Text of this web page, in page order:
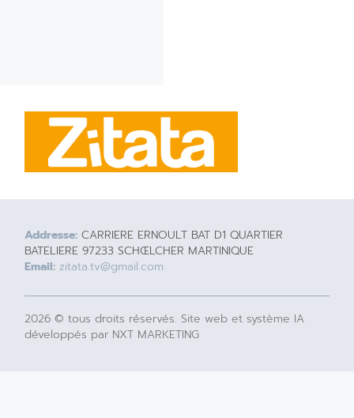
Addresse: CARRIERE ERNOULT BAT D1 QUARTIER
BATELIERE 97233 SCHŒLCHER MARTINIQUE
Email: zitata.tv@gmail.com
2026 © tous droits réservés. Site web et système IA
développés par NXT MARKETING